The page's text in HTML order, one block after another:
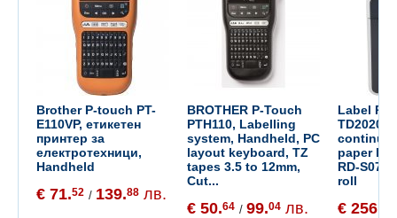
Brother P-touch PT-
E110VP, етикетен
принтер за
електротехници,
Handheld
€ 71.52 / 139.88 лв.
BROTHER P-Touch
PTH110, Labelling
system, Handheld, PC
layout keyboard, TZ
tapes 3.5 to 12mm,
Cut...
€ 50.64 / 99.04 лв.
Label
TD2020,
paper
RD-
roll
€ 256.